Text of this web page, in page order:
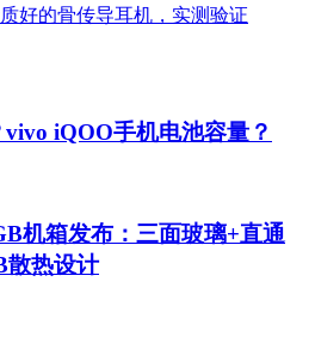
iQOO手机电池容量？
机箱发布：三面玻璃+直通
散热设计